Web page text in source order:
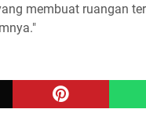
membuat ruangan